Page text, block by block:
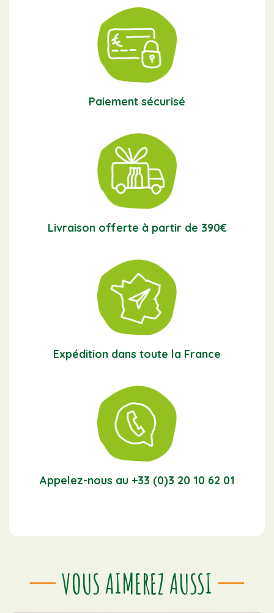
Paiement sécurisé
Livraison offerte à partir de 390€
Expédition dans toute la France
Appelez-nous au +33 (0)3 20 10 62 01
VOUS AIMEREZ AUSSI